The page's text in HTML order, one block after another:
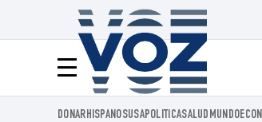
Menú
Voz.us
DONARHISPANOSUSAPOLITICASALUD MUNDO